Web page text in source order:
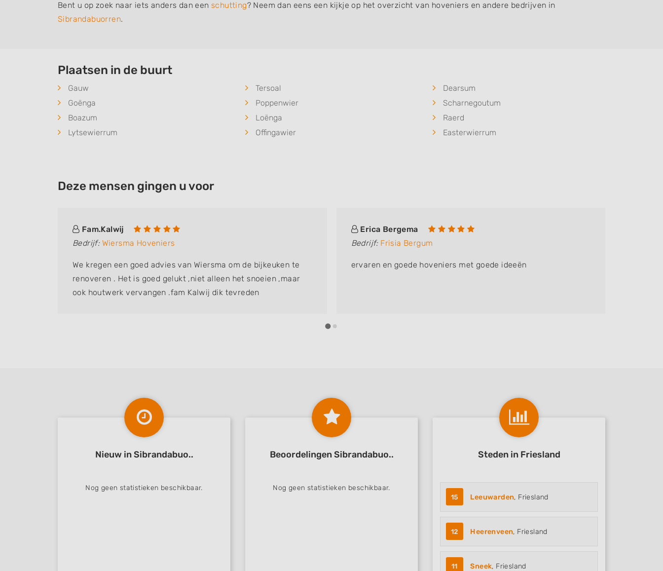
Bent u op zoek naar iets anders dan een schutting? Neem dan eens een kijkje op het overzicht van hoveniers en andere bedrijven in
Sibrandabuorren.
Plaatsen in de buurt
Gauw Tersoal
Dearsum
Goënga
Poppenwier
Scharnegoutum
Boazum
Loënga
Raerd
Lytsewierrum
Offingawier Easterwierrum
Deze mensen gingen u voor
Fam.Kalwij
Bedrijf: Wiersma Hoveniers
We kregen een goed advies van Wiersma om de bijkeuken te
renoveren . Het is goed gelukt ,niet alleen het snoeien ,maar
ook houtwerk vervangen .fam Kalwij dik tevreden
Erica Bergema
Bedrijf: Frisia Bergum
ervaren en goede hoveniers met goede ideeën
Nieuw in Sibrandabuo..
Nog geen statistieken beschikbaar.
Beoordelingen Sibrandabuo..
Nog geen statistieken beschikbaar.
Steden in Friesland
15 Leeuwarden, Friesland
12 Heerenveen, Friesland
11 Sneek, Friesland